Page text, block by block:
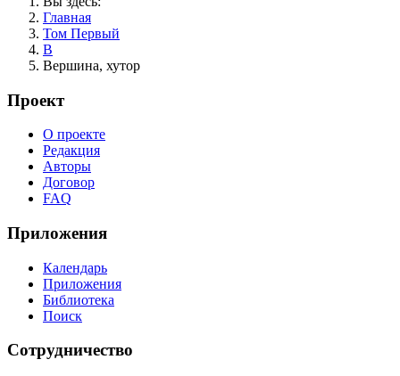
Главная
Том Первый
В
Вершина, хутор
Проект
О проекте
Редакция
Авторы
Договор
FAQ
Приложения
Календарь
Приложения
Библиотека
Поиск
Сотрудничество